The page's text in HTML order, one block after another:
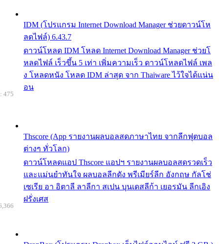
IDM (โปรแกรม Internet Download Manager ช่วยดาวน์โห
ลดไฟล์) 6.43.7
ดาวน์โหลด IDM โหลด Internet Download Manager ช่วยโ
หลดไฟล์ เร็วขึ้น 5 เท่า เพิ่มความเร็ว ดาวน์โหลดไฟล์ เพล
ง โหลดหนัง โหลด IDM ล่าสุด จาก Thaiware ไว้ใจได้แน่น
อน
Thscore (App รายงานผลบอลสดภาษาไทย จากลีกฟุตบอล
ต่างๆ ทั่วโลก)
ดาวน์โหลดแอป Thscore แอปฯ รายงานผลบอลสดรวดเร็ว
และแม่นยำทันใจ ผลบอลลีกดัง พรีเมียร์ลีก อังกฤษ กัลโช่
เซเรีย อา อิตาลี ลาลีกา สเปน บุนเดสลีก้า เยอรมัน ลีกเอิง
ฝรั่งเศส
475